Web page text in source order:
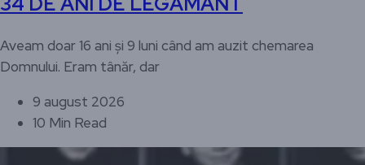
Aveam doar 16 ani și 9 luni când am auzit chemarea
Domnului. Eram tânăr, dar
9 august 2026
10 Min Read